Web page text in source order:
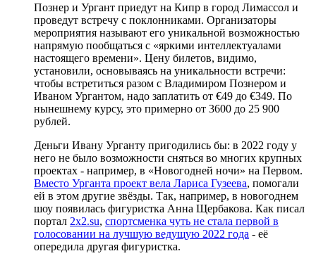
Познер и Ургант приедут на Кипр в город Лимассол и
проведут встречу с поклонниками. Организаторы
мероприятия называют его уникальной возможностью
напрямую пообщаться с «яркими интеллектуалами
настоящего времени». Цену билетов, видимо,
установили, основываясь на уникальности встречи:
чтобы встретиться разом с Владимиром Познером и
Иваном Ургантом, надо заплатить от €49 до €349. По
нынешнему курсу, это примерно от 3600 до 25 900
рублей.
Деньги Ивану Урганту пригодились бы: в 2022 году у
него не было возможности сняться во многих крупных
проектах - например, в «Новогодней ночи» на Первом.
Вместо Урганта проект вела Лариса Гузеева, помогали
ей в этом другие звёзды. Так, например, в новогоднем
шоу появилась фигуристка Анна Щербакова. Как писал
портал 2x2.su, спортсменка чуть не стала первой в
голосовании на лучшую ведущую 2022 года - её
опередила другая фигуристка.